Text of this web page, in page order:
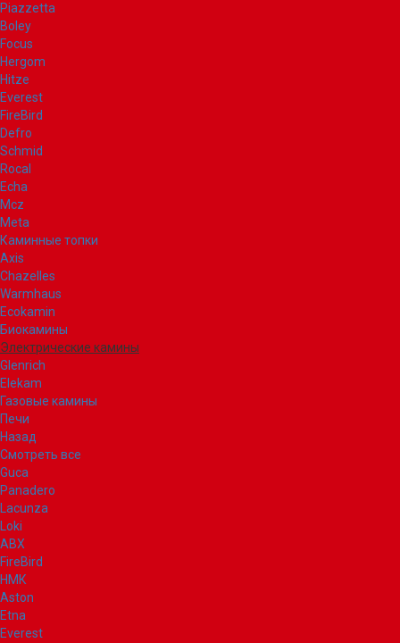
Piazzetta
Boley
Focus
Hergom
Hitze
Everest
FireBird
Defro
Schmid
Rocal
Echa
Mcz
Meta
Каминные топки
Axis
Chazelles
Warmhaus
Ecokamin
Биокамины
Электрические камины
Glenrich
Elekam
Газовые камины
Печи
Назад
Смотреть все
Guca
Panadero
Lacunza
Loki
ABX
FireBird
НМК
Aston
Etna
Everest